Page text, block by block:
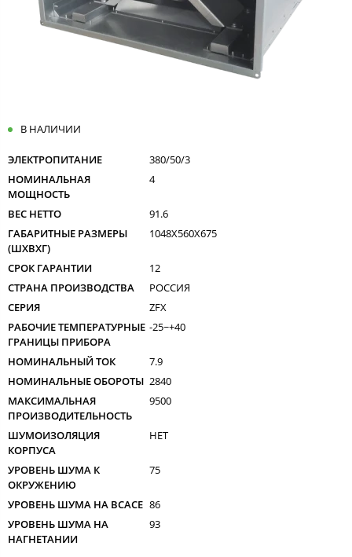
В НАЛИЧИИ
ЭЛЕКТРОПИТАНИЕ
380/50/3
НОМИНАЛЬНАЯ
МОЩНОСТЬ
4
ВЕС НЕТТО
91.6
ГАБАРИТНЫЕ РАЗМЕРЫ
(ШXВXГ)
1048X560X675
СРОК ГАРАНТИИ
12
СТРАНА ПРОИЗВОДСТВА
РОССИЯ
СЕРИЯ
ZFX
РАБОЧИЕ ТЕМПЕРАТУРНЫЕ
ГРАНИЦЫ ПРИБОРА
-25~+40
НОМИНАЛЬНЫЙ ТОК
7.9
НОМИНАЛЬНЫЕ ОБОРОТЫ 2840
МАКСИМАЛЬНАЯ
ПРОИЗВОДИТЕЛЬНОСТЬ
9500
ШУМОИЗОЛЯЦИЯ
КОРПУСА
НЕТ
УРОВЕНЬ ШУМА К
ОКРУЖЕНИЮ
75
УРОВЕНЬ ШУМА НА ВСАСЕ 86
УРОВЕНЬ ШУМА НА
НАГНЕТАНИИ
93